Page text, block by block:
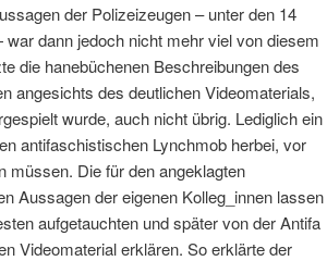
der Polizeizeu­gen – unter den 14
dann jedoch nicht mehr viel von diesem
die hanebüch­enen Beschrei­bun­gen des
angesichts des deut­lichen Video­ma­te­ri­als,
wurde, auch nicht übrig. Lediglich ein
antifaschis­tis­chen Lynch­mob her­bei, vor
müssen. Die für den angeklagten
Aus­sagen der eige­nen Kolleg_innen lassen
aufge­taucht­en und später von der Antifa
Video­ma­te­r­i­al erk­lären. So erk­lärte der